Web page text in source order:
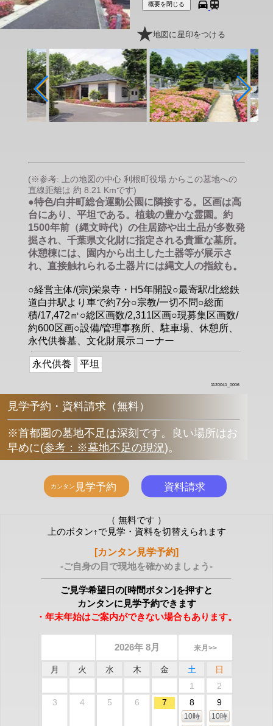
概要を閉じる
地図に星印をつける
(※参考: 上の地図の中心 利根町役場 からこの墓地への
直線距離は 約 8.21 Kmです)
●特色/白井町総合運動公園に隣接する。区画は高
台にあり、平坦である。植栽の豊かな霊園。約
1500年前（縄文時代）の住居跡や出土品が多数発
掘され、千葉県文化財に指定される貴重な墓所。
休憩棟には、園内から出土した土器等が展示さ
れ、直接触れられる土器片には縄文人の指紋も。
○経営主体/(宗)栄泉寺・H5年開設○最寄駅/北総鉄
道白井駅より車で約7分○宗教/一切不問○総面
積/17,472㎡○総区画数/2,311区画○現募集区画数/
約600区画○設備/管理事務所、駐車場、休憩所、
永代供養墓、文化財展示コーナー
永代供養 平坦
1120041_0006
見学予約・資料請求（無料）
※首都圏の墓地不足は深刻です。良い場所はお
早めに(参考：※墓地不足の現況)。
（ 無料です ）
上のボタン↑で見学・資料を切替えられます
[カンタン見学予約]
-ご自身の目で現地を確かめましょう-
ご見学希望日の[時間ボタン]を押すと
カンタンに見学予約できます
・年末年始はご案内ができない場合もあります。
2026年 8月 来月>>
月 火 水 木 金 土
日
1
2
3
4 5 6 7 8
10時
9
10時